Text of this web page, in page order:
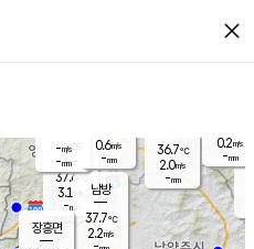
close
양주
37.6℃
3.1
-mm
36.7℃
2.0m/s
-mm
0.2m/s
-mm
남방
37.7℃
2.2m/s
장흥면
-m/s
-mm
0.6m/s
-mm